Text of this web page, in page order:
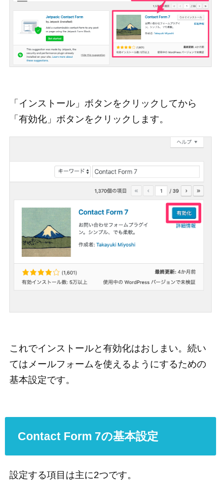
「インストール」ボタンをクリックしてから
「有効化」ボタンをクリックします。
これでインストールと有効化はおしまい。続い
てはメールフォームを使えるようにするための
基本設定です。
Contact Form 7の基本設定
設定する項目は主に2つです。